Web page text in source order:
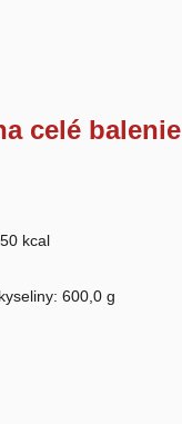
celé balenie
kcal
600,0 g